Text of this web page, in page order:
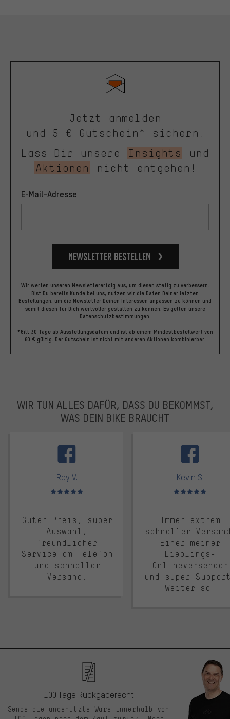
Jetzt anmelden
und 5 € Gutschein* sichern.
Lass Dir unsere
Insights
und
Aktionen
nicht entgehen!
E-Mail-Adresse
Newsletter bestellen
Wir werten unseren Newslettererfolg aus, um diesen stetig zu verbessern.
Bist Du bereits Kunde bei uns, nutzen wir die Daten Deiner letzten
Bestellungen, um die Newsletter Deinen Interessen anpassen zu können und
somit diesen für Dich wertvoller gestalten zu können. Es gelten unsere
Datenschutzbestimmungen
*Gilt 30 Tage ab Ausstellungsdatum und ist ab einem Mindestbestellwert von
60 € gültig. Der Gutschein ist nicht mit anderen Aktionen kombinierbar.
WIR TUN ALLES DAFÜR, DASS DU BEKOMMST,
WAS DEIN BIKE BRAUCHT
Roy V.
Bewertungen: 5 von 5
Guter Preis, super
Auswahl,
freundlicher
Service am Telefon
und schneller
Versand.
Kevin S.
Bewertungen: 5 von 5
Immer extrem
schneller
Einer meiner
Lieblings-
Onlineversender
und super
Weiter so!
100 Tage Rückgaberecht
Sende die ungenutzte Ware innerhalb von